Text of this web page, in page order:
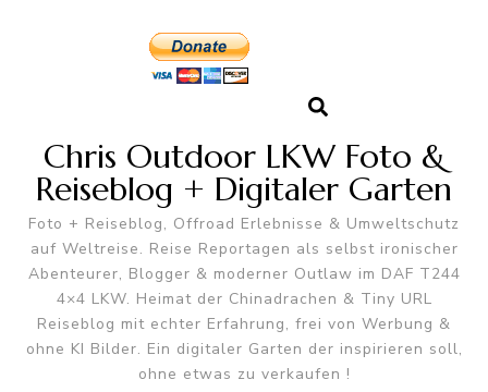
Chris Outdoor LKW Foto &
Reiseblog + Digitaler Garten
Foto + Reiseblog, Offroad Erlebnisse & Umweltschutz
auf Weltreise. Reise Reportagen als selbst ironischer
Abenteurer, Blogger & moderner Outlaw im DAF T244
4×4 LKW. Heimat der Chinadrachen & Tiny URL
Reiseblog mit echter Erfahrung, frei von Werbung &
ohne KI Bilder. Ein digitaler Garten der inspirieren soll,
ohne etwas zu verkaufen !